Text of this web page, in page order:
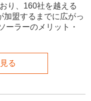
り、160社を越える
加盟するまでに広がっ
ーラーのメリット・
る